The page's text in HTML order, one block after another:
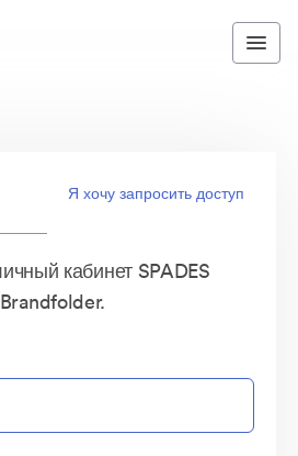
Я хочу запросить доступ
кабинет SPADES
Brandfolder.